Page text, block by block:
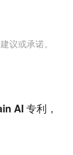
议或承诺。
AI 专利，